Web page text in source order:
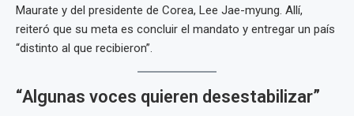
Maurate y del presidente de Corea, Lee Jae-myung. Allí,
reiteró que su meta es concluir el mandato y entregar un país
“distinto al que recibieron”.
“Algunas voces quieren desestabilizar”